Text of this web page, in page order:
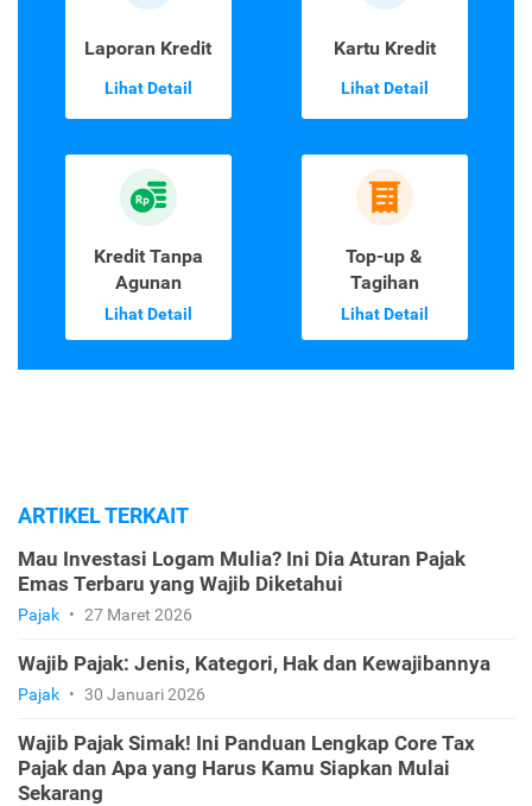
Laporan Kredit
Lihat Detail
Kartu Kredit
Lihat Detail
Kredit Tanpa
Agunan
Lihat Detail
Top-up &
Tagihan
Lihat Detail
ARTIKEL TERKAIT
Mau Investasi Logam Mulia? Ini Dia Aturan Pajak
Emas Terbaru yang Wajib Diketahui
Pajak • 27 Maret 2026
Wajib Pajak: Jenis, Kategori, Hak dan Kewajibannya
Pajak • 30 Januari 2026
Wajib Pajak Simak! Ini Panduan Lengkap Core Tax
Pajak dan Apa yang Harus Kamu Siapkan Mulai
Sekarang